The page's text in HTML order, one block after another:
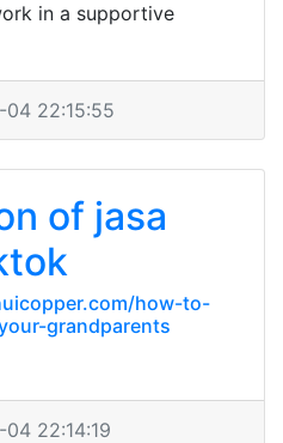
in a supportive
22:15:55
of jasa
how-to-
grandparents
22:14:19